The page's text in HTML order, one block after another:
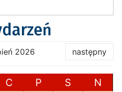
2026 następny
C P S N